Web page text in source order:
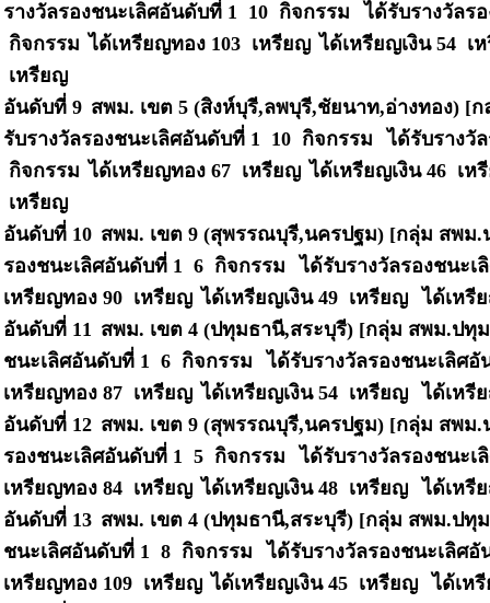
รางวัลรองชนะเลิศอันดับที่ 1 10 กิจกรรม
ได้รับรางวัลร
กิจกรรม ได้เหรียญทอง 103 เหรียญ ได้เหรียญเงิน 54
เหรียญ
อันดับที่ 9 สพม. เขต 5 (สิงห์บุรี,ลพบุรี,ชัยนาท,อ่างทอง) [
รับรางวัลรองชนะเลิศอันดับที่ 1 10 กิจกรรม
ได้รับรางวั
กิจกรรม ได้เหรียญทอง 67 เหรียญ ได้เหรียญเงิน 46 เ
เหรียญ
อันดับที่ 10 สพม. เขต 9 (สุพรรณบุรี,นครปฐม) [กลุ่ม สพม
รองชนะเลิศอันดับที่ 1 6 กิจกรรม
ได้รับรางวัลรองชนะ
เหรียญทอง 90 เหรียญ ได้เหรียญเงิน 49 เหรียญ
ได้เหรี
อันดับที่ 11 สพม. เขต 4 (ปทุมธานี,สระบุรี) [กลุ่ม สพม.ปทุ
ชนะเลิศอันดับที่ 1 6 กิจกรรม
ได้รับรางวัลรองชนะเลิศ
เหรียญทอง 87 เหรียญ ได้เหรียญเงิน 54 เหรียญ
ได้เหรี
อันดับที่ 12 สพม. เขต 9 (สุพรรณบุรี,นครปฐม) [กลุ่ม สพม
รองชนะเลิศอันดับที่ 1 5 กิจกรรม
ได้รับรางวัลรองชนะ
เหรียญทอง 84 เหรียญ ได้เหรียญเงิน 48 เหรียญ
ได้เหรี
อันดับที่ 13 สพม. เขต 4 (ปทุมธานี,สระบุรี) [กลุ่ม สพม.ปทุ
ชนะเลิศอันดับที่ 1 8 กิจกรรม
ได้รับรางวัลรองชนะเลิศ
เหรียญทอง 109 เหรียญ ได้เหรียญเงิน 45 เหรียญ
ได้เห